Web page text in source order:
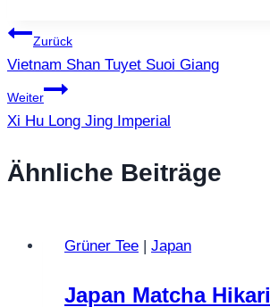
Beitragsnavigation
Zurück
Vietnam Shan Tuyet Suoi Giang
Weiter
Xi Hu Long Jing Imperial
Ähnliche Beiträge
Grüner Tee | Japan
Japan Matcha Hikari